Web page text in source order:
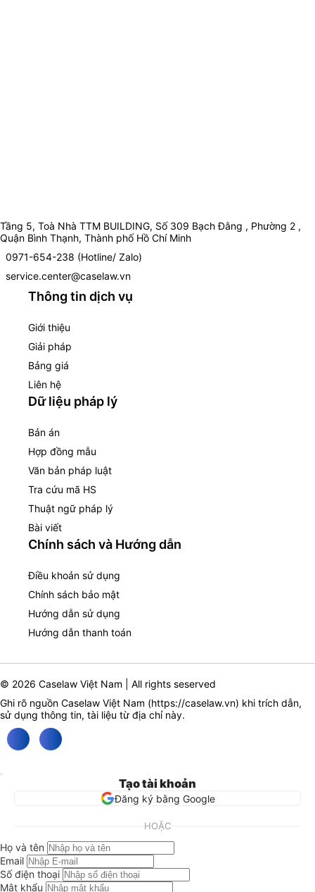
Tầng 5, Toà Nhà TTM BUILDING, Số 309 Bạch Đằng , Phường 2 ,
Quận Bình Thạnh, Thành phố Hồ Chí Minh
0971-654-238 (Hotline/ Zalo)
service.center@caselaw.vn
Thông tin dịch vụ
Giới thiệu
Giải pháp
Bảng giá
Liên hệ
Dữ liệu pháp lý
Bản án
Hợp đồng mẫu
Văn bản pháp luật
Tra cứu mã HS
Thuật ngữ pháp lý
Bài viết
Chính sách và Hướng dẫn
Điều khoản sử dụng
Chính sách bảo mật
Hướng dẫn sử dụng
Hướng dẫn thanh toán
© 2026 Caselaw Việt Nam | All rights seserved
Ghi rõ nguồn Caselaw Việt Nam (https://caselaw.vn) khi trích dẫn,
sử dụng thông tin, tài liệu từ địa chỉ này.
Tạo tài khoản
Đăng ký bằng Google
HOẶC
Họ và tên
Email
Số điện thoại
Mật khẩu